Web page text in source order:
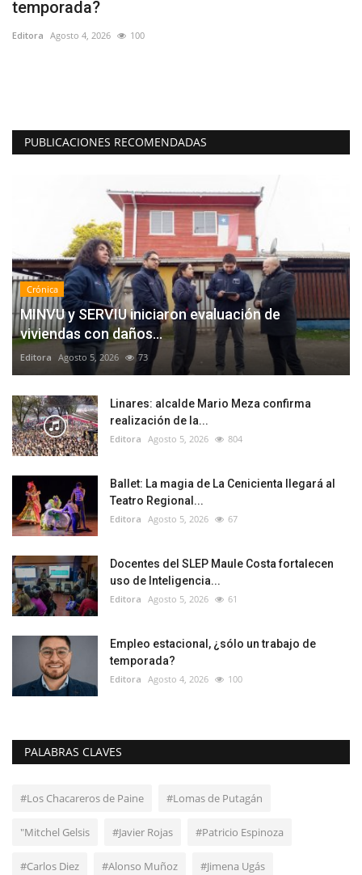
temporada?
Editora Agosto 4, 2026 100
PUBLICACIONES RECOMENDADAS
Crónica
MINVU y SERVIU iniciaron evaluación de
viviendas con daños...
Editora Agosto 5, 2026 73
Linares: alcalde Mario Meza confirma
realización de la...
Editora Agosto 5, 2026 804
Ballet: La magia de La Cenicienta llegará al
Teatro Regional...
Editora Agosto 5, 2026 67
Docentes del SLEP Maule Costa fortalecen
uso de Inteligencia...
Editora Agosto 5, 2026 61
Empleo estacional, ¿sólo un trabajo de
temporada?
Editora Agosto 4, 2026 100
PALABRAS CLAVES
#Los Chacareros de Paine #Lomas de Putagán
"Mitchel Gelsis #Javier Rojas #Patricio Espinoza
#Carlos Diez #Alonso Muñoz #Jimena Ugás